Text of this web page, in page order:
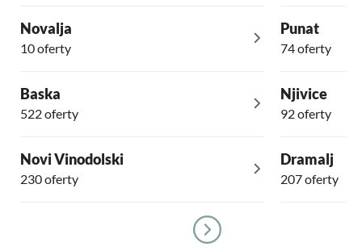
Novalja
10 oferty
Baska
522 oferty
Novi Vinodolski
230 oferty
Punat
74 oferty
Njivice
92 oferty
Dramalj
207 oferty